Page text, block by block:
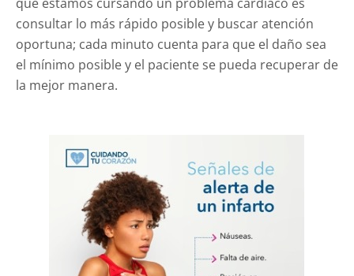
consultar lo más rápido posible y buscar atención
oportuna; cada minuto cuenta para que el daño sea
el mínimo posible y el paciente se pueda recuperar de
la mejor manera.